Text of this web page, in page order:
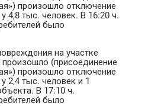
произошло отключение
4,8 тыс. человек. В 16:20 ч.
было
на участке
(присоединение
произошло отключение
2,4 тыс. человек и 1
В 17:10 ч.
было